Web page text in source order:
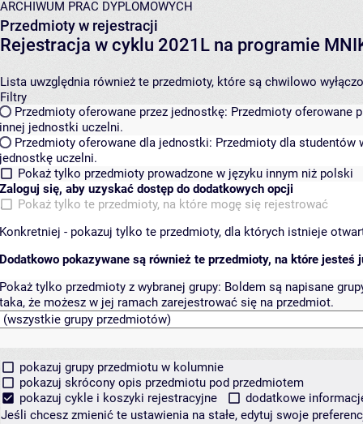
ARCHIWUM PRAC DYPLOMOWYCH
Przedmioty w rejestracji
Rejestracja w cyklu 2021L na programie
Lista uwzględnia również te przedmioty, które są chwilowo
Filtry
Przedmioty oferowane przez jednostkę: Przedmioty oferowane
innej jednostki uczelni.
Przedmioty oferowane dla jednostki: Przedmioty dla studentów
jednostkę uczelni.
Pokaż tylko przedmioty prowadzone w języku innym niż polski
Zaloguj się, aby uzyskać dostęp do dodatkowych opcji
Pokaż tylko te przedmioty, na które mogę się rejestrować
Konkretniej - pokazuj tylko te przedmioty, dla których istnieje
Dodatkowo pokazywane są również te przedmioty, na które jesteś
Pokaż tylko przedmioty z wybranej grupy: Boldem są napisane
taka, że możesz w jej ramach zarejestrować się na przedmiot.
pokazuj grupy przedmiotu w kolumnie
pokazuj skrócony opis przedmiotu pod przedmiotem
pokazuj cykle i koszyki rejestracyjne
dodatkowe
Jeśli chcesz zmienić te ustawienia na stałe, edytuj swoje